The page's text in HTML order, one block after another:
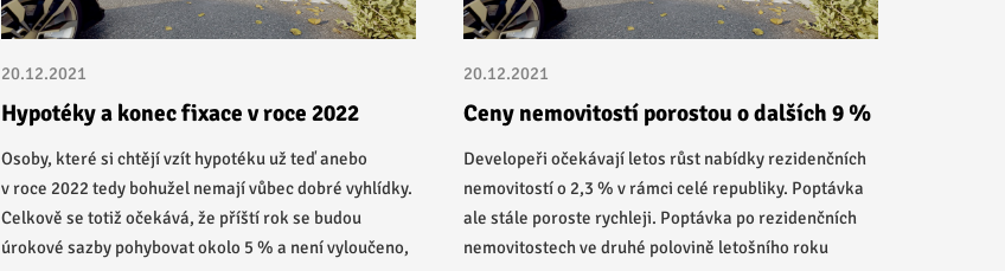
20.12.2021
Hypotéky a konec fixace v roce 2022
Osoby, které si chtějí vzít hypotéku už teď anebo
v roce 2022 tedy bohužel nemají vůbec dobré vyhlídky.
Celkově se totiž očekává, že příští rok se budou
úrokové sazby pohybovat okolo 5 % a není vyloučeno,
20.12.2021
Ceny nemovitostí porostou o dalších 9 %
Developeři očekávají letos růst nabídky rezidenčních
nemovitostí o 2,3 % v rámci celé republiky. Poptávka
ale stále poroste rychleji. Poptávka po rezidenčních
nemovitostech ve druhé polovině letošního roku